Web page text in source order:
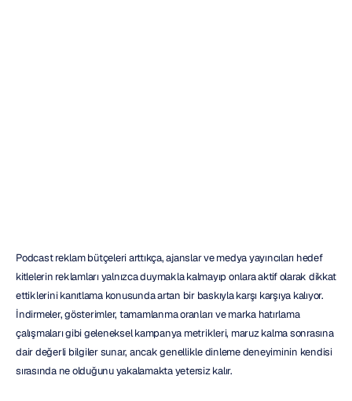
Podcast reklam bütçeleri arttıkça, ajanslar ve medya yayıncıları hedef
kitlelerin reklamları yalnızca duymakla kalmayıp onlara aktif olarak dikkat
ettiklerini kanıtlama konusunda artan bir baskıyla karşı karşıya kalıyor.
İndirmeler, gösterimler, tamamlanma oranları ve marka hatırlama
çalışmaları gibi geleneksel kampanya metrikleri, maruz kalma sonrasına
dair değerli bilgiler sunar, ancak genellikle dinleme deneyiminin kendisi
sırasında ne olduğunu yakalamakta yetersiz kalır.